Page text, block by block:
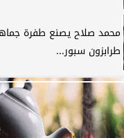
محمد صلاح يصنع طفرة
طرابزون سبور...